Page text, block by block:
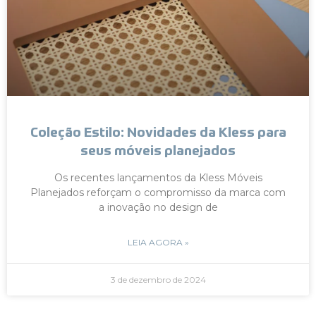
Coleção Estilo: Novidades da Kless para
seus móveis planejados
Os recentes lançamentos da Kless Móveis
Planejados reforçam o compromisso da marca com
a inovação no design de
LEIA AGORA »
3 de dezembro de 2024